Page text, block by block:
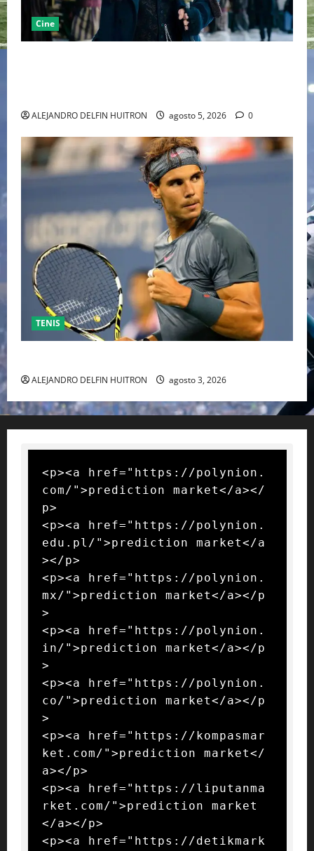
Cine
ALEJANDRO DELFIN HUITRON agosto 5, 2026 0
TENIS
ALEJANDRO DELFIN HUITRON agosto 3, 2026
<p><a href="https://polynion.
com/">prediction market</a></
p>
<p><a href="https://polynion.
edu.pl/">prediction market</a
></p>
<p><a href="https://polynion.
mx/">prediction market</a></p
>
<p><a href="https://polynion.
in/">prediction market</a></p
>
<p><a href="https://polynion.
co/">prediction market</a></p
>
<p><a href="https://kompasmar
ket.com/">prediction market</
a></p>
<p><a href="https://liputanma
rket.com/">prediction market
</a></p>
<p><a href="https://detikmark